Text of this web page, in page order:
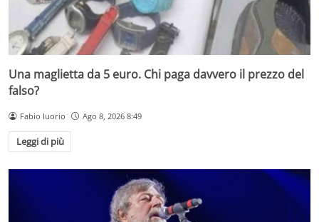
Una maglietta da 5 euro. Chi paga davvero il prezzo del
falso?
Fabio Iuorio Ago 8, 2026 8:49
Leggi di più